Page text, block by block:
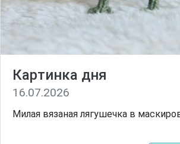
Картинка дня
16.07.2026
Милая вязаная лягушечка в